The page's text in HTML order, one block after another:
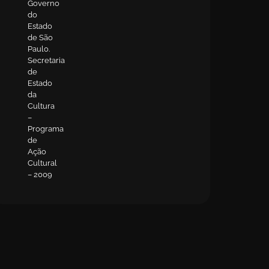
Governo
do
Estado
de São
Paulo.
Secretaria
de
Estado
da
Cultura
–
Programa
de
Ação
Cultural
– 2009